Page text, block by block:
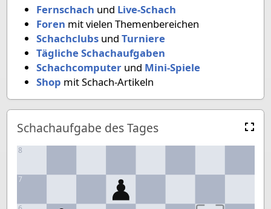
Fernschach und Live-Schach
Foren mit vielen Themenbereichen
Schachclubsund Turniere
Tägliche Schachaufgaben
Schachcomputerund Mini-Spiele
Shop mit Schach-Artikeln
Schachaufgabe des Tages
8
7